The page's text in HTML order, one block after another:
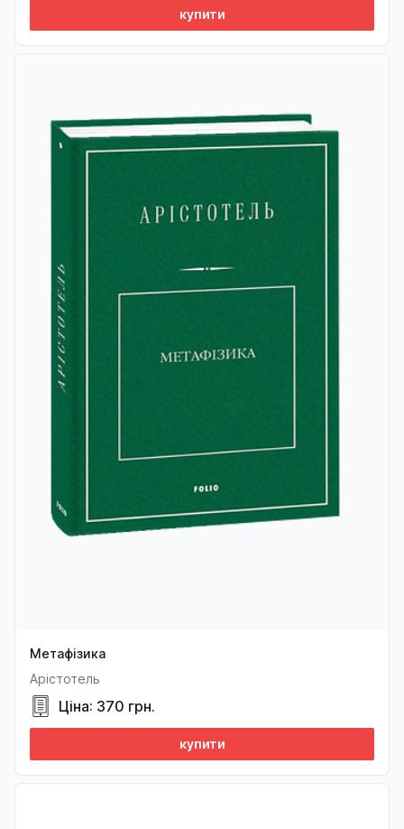
купити
Метафізика
Арістотель
Ціна: 370 грн.
купити